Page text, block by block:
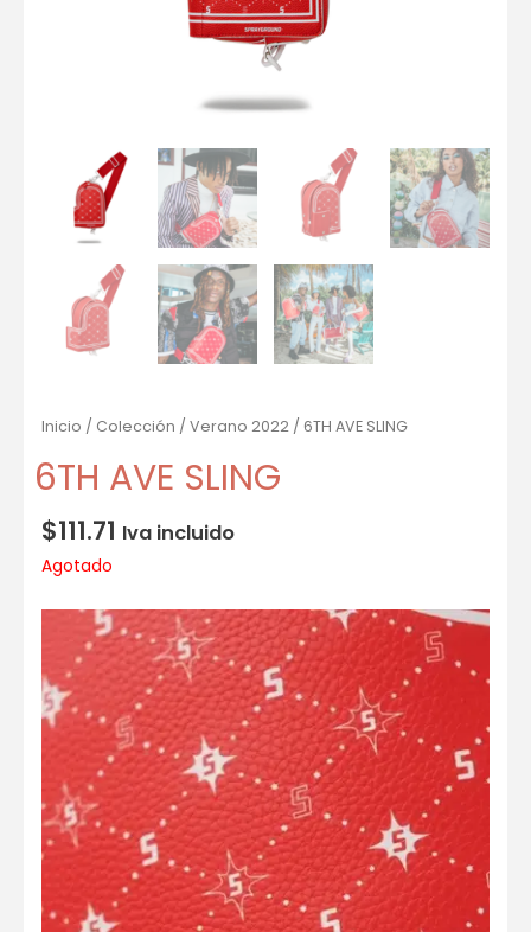
Inicio / Colección / Verano 2022 / 6TH AVE SLING
6TH AVE SLING
$111.71 Iva incluido
Agotado